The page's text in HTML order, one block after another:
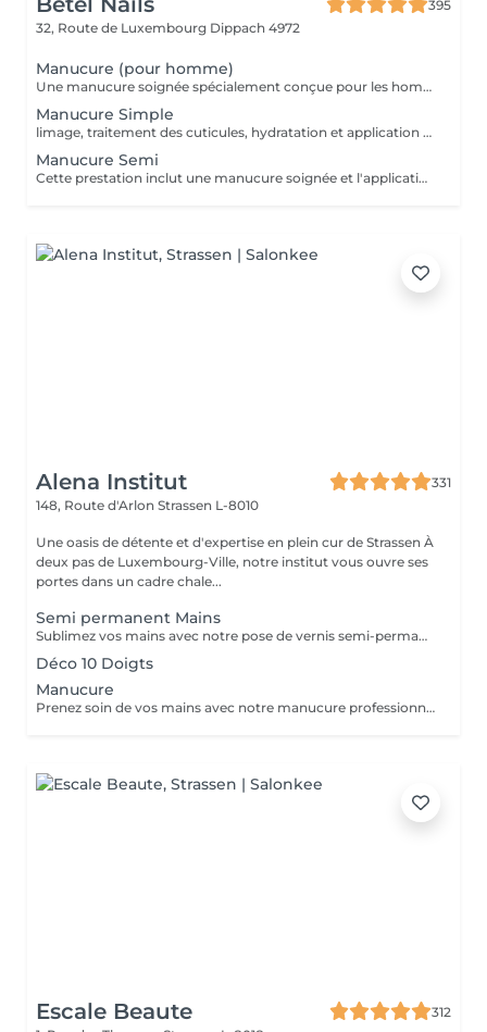
395
32, Route de Luxembourg Dippach 4972
Manucure (pour homme)
Une manucure soignée spécialement conçue pour les hommes. Nettoyage des cuticules, limage des ongles, hydratation des mains, et finition naturelle. Idéal pour une apparence propre et professionnelle.
Manucure Simple
limage, traitement des cuticules, hydratation et application d'un vernis transparent ou coloré classique. Parfait pour un entretien régulier.
Manucure Semi
Cette prestation inclut une manucure soignée et l'application d'un vernis semi-permanent de la couleur de votre choix.
Alena Institut
331
148, Route d'Arlon Strassen L-8010
Une oasis de détente et d'expertise en plein cur de Strassen À
deux pas de Luxembourg-Ville, notre institut vous ouvre ses
portes dans un cadre chale...
Semi permanent Mains
Sublimez vos mains avec notre pose de vernis semi-permanent, pour un résultat parfait et durable jusqu'à 3 semaines. -Finition brillante et impeccable -Résistant aux chocs et aux éclats -Disponible dans une large palette de couleurs tendances Chaque séance comprend préparation de l'ongle, application soignée et finition professionnelle, pour des mains élégantes et parfaitement entretenues.
Déco 10 Doigts
Manucure
Prenez soin de vos mains avec notre manucure professionnelle, pour des ongles soignés et une peau douce. - Limage et modelage précis des ongles - Soin des cuticules et hydratation des mains - Finition base fortifiante ou non Chaque séance est réalisée avec soin pour un résultat élégant et raffiné.
Escale Beaute
312